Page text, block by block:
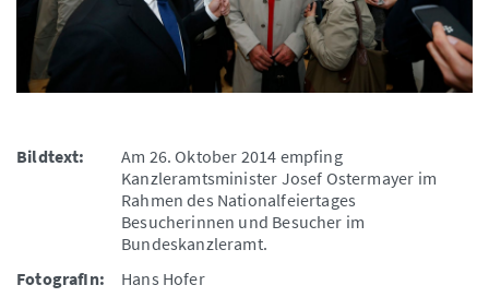
Bildtext:
Am 26. Oktober 2014 empfing
Kanzleramtsminister Josef Ostermayer im
Rahmen des Nationalfeiertages
Besucherinnen und Besucher im
Bundeskanzleramt.
FotografIn:
Hans Hofer